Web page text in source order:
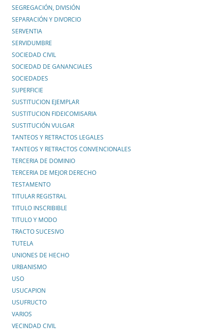
SEGREGACIÓN, DIVISIÓN
SEPARACIÓN Y DIVORCIO
SERVENTIA
SERVIDUMBRE
SOCIEDAD CIVIL
SOCIEDAD DE GANANCIALES
SOCIEDADES
SUPERFICIE
SUSTITUCION EJEMPLAR
SUSTITUCION FIDEICOMISARIA
SUSTITUCIÓN VULGAR
TANTEOS Y RETRACTOS LEGALES
TANTEOS Y RETRACTOS CONVENCIONALES
TERCERIA DE DOMINIO
TERCERIA DE MEJOR DERECHO
TESTAMENTO
TITULAR REGISTRAL
TITULO INSCRIBIBLE
TITULO Y MODO
TRACTO SUCESIVO
TUTELA
UNIONES DE HECHO
URBANISMO
USO
USUCAPION
USUFRUCTO
VARIOS
VECINDAD CIVIL